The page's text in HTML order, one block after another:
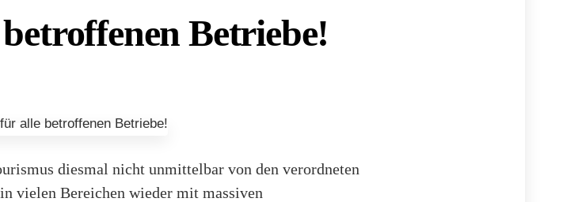
Betriebe!
diesmal nicht unmittelbar von den verordneten
vielen Bereichen wieder mit massiven